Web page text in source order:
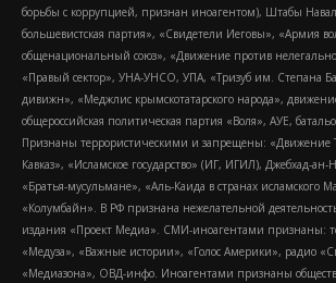
борьбы с коррупцией, признан иноагентом), Штабы
большевистская партия», «Свидетели Иеговы», «Армия
общенациональный союз», «Движение против
«Правый сектор», УНА-УНСО, УПА, «Тризуб им. Степана
дивижн», «Меджлис крымскотатарского народа»,
общероссийская политическая партия «Воля», АУЕ,
Признаны террористическими и запрещены: «Движение
Кавказ», «Исламское государство» (ИГ, ИГИЛ), Джебхад-
«Братья-мусульмане», «Аль-Каида в странах исламского
«Колумбайн». В РФ признана нежелательной
издания «Проект Медиа». СМИ-иноагентами признаны:
«Медуза», «Важные истории», «Голос Америки», радио
«Медиазона», ОВД-инфо. Иноагентами признаны